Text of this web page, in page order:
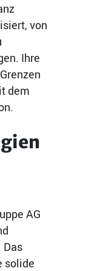
von
Ihre
dem
AG
solide